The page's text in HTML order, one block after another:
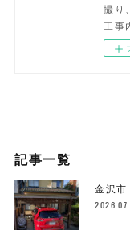
撮り
工事
記事一覧
金沢